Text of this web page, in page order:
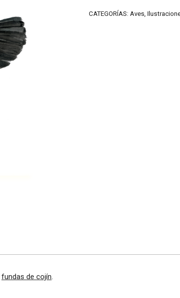
CATEGORÍAS: Aves
fundas de cojín.